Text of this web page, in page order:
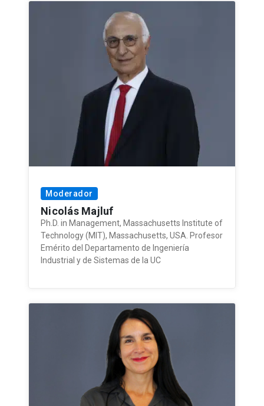
Moderador
Nicolás Majluf
Ph.D. in Management, Massachusetts Institute of
Technology (MIT), Massachusetts, USA. Profesor
Emérito del Departamento de Ingeniería
Industrial y de Sistemas de la UC